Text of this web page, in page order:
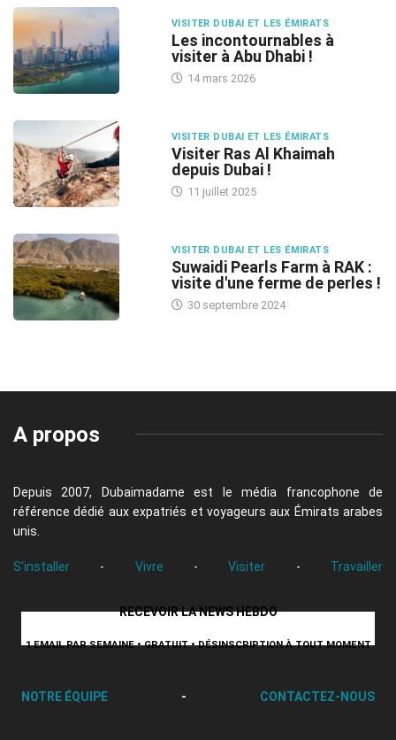
VISITER DUBAI ET LES ÉMIRATS
Les incontournables à
visiter à Abu Dhabi !
14 mars 2026
VISITER DUBAI ET LES ÉMIRATS
Visiter Ras Al Khaimah
depuis Dubai !
11 juillet 2025
VISITER DUBAI ET LES ÉMIRATS
Suwaidi Pearls Farm à RAK :
visite d'une ferme de perles !
30 septembre 2024
A propos
Depuis 2007, Dubaimadame est le média francophone de
référence dédié aux expatriés et voyageurs aux Émirats arabes
unis.
S'installer - Vivre - Visiter - Travailler
RECEVOIR LA NEWS HEBDO
1 EMAIL PAR SEMAINE • GRATUIT • DÉSINSCRIPTION À TOUT MOMENT
NOTRE ÉQUIPE - CONTACTEZ-NOUS